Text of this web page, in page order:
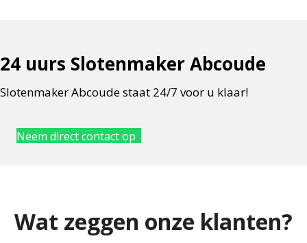
24 uurs Slotenmaker Abcoude
Slotenmaker Abcoude staat 24/7 voor u klaar!
Neem direct contact op
Wat zeggen onze klanten?